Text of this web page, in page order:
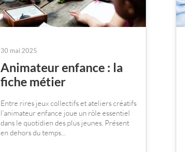
30 mai 2025
Animateur enfance : la
fiche métier
Entre rires jeux collectifs et ateliers créatifs
l’animateur enfance joue un rôle essentiel
dans le quotidien des plus jeunes. Présent
en dehors du temps...